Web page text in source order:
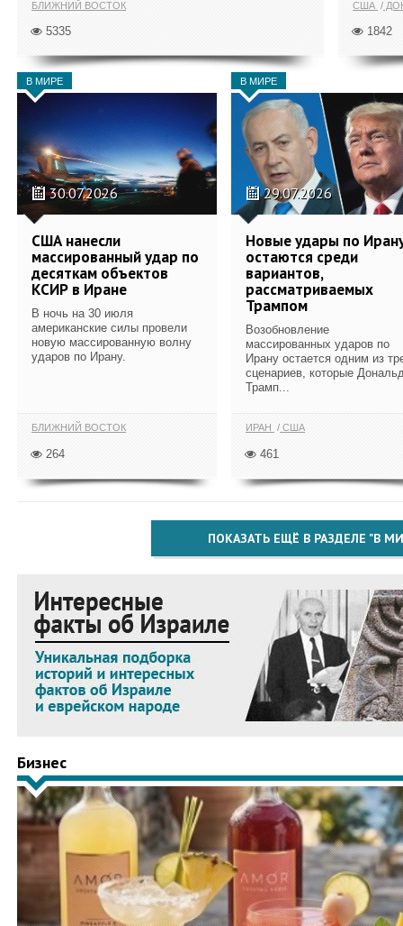
БЛИЖНИЙ ВОСТОК
5335
США
1842
В МИРЕ
30.07.2026
США нанесли
массированный удар по
десяткам объектов
КСИР в Иране
В ночь на 30 июля
американские силы провели
новую массированную волну
ударов по Ирану.
БЛИЖНИЙ ВОСТОК
264
В МИРЕ
29.07.2026
Новые удары по
остаются среди
вариантов,
рассматриваемых
Трампом
Возобновление
массированных ударов по
Ирану остается одним из
сценариев, которые
Трамп...
ИРАН США
461
ПОКАЗАТЬ ЕЩЁ В РАЗДЕЛЕ "В
Бизнес